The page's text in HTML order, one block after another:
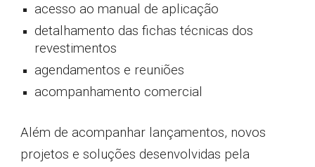
acesso ao manual de aplicação
detalhamento das fichas técnicas dos
revestimentos
agendamentos e reuniões
acompanhamento comercial
Além de acompanhar lançamentos, novos
projetos e soluções desenvolvidas pela